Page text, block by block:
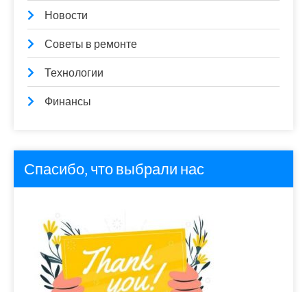
Новости
Советы в ремонте
Технологии
Финансы
Спасибо, что выбрали нас